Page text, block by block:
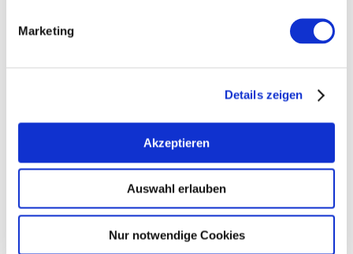
Marketing
Details zeigen
Akzeptieren
Auswahl erlauben
Nur notwendige Cookies